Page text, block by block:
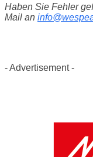
Haben Sie Fehler
Mail an
- Advertisement -